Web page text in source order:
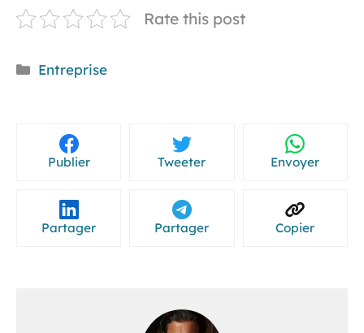
Rate this post
Catégories
Entreprise
Publier Tweeter Envoyer
Partager Partager Copier